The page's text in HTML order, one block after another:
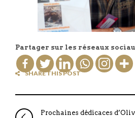
Partager sur les réseaux
SHARE THIS POST
Prochaines dédicaces